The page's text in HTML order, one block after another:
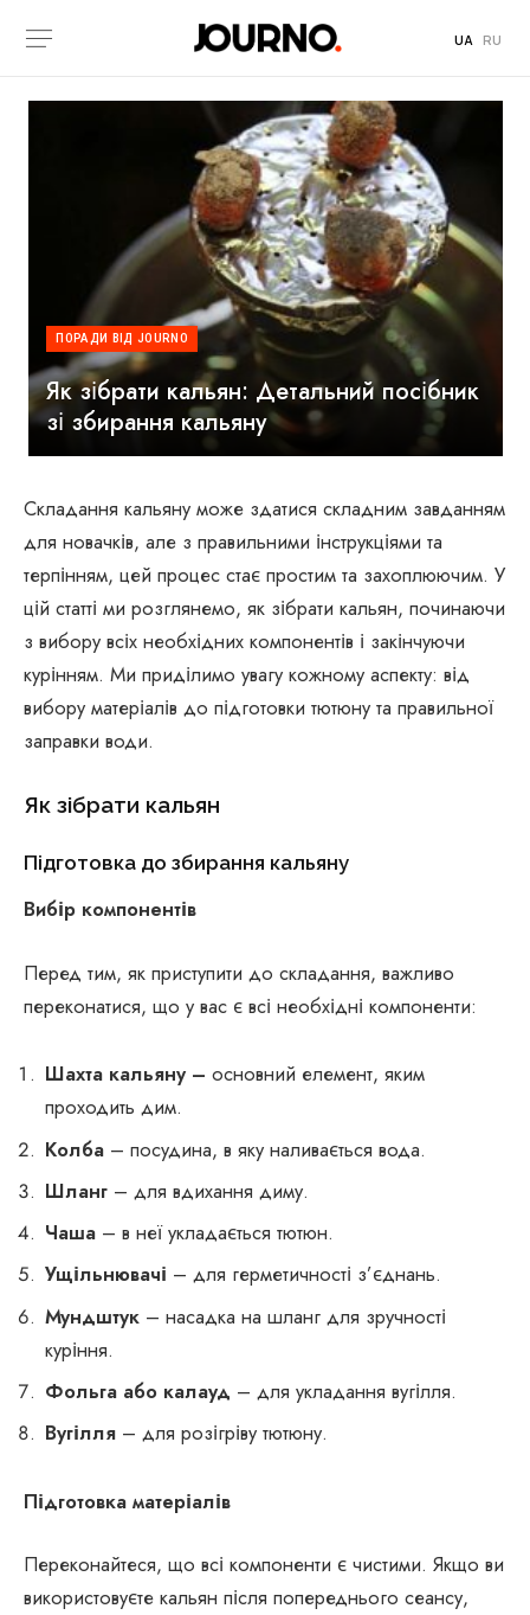
UA RU
ПОРАДИ ВІД JOURNO
Як зібрати кальян: Детальний посібник
зі збирання кальяну
Складання кальяну може здатися складним завданням
для новачків, але з правильними інструкціями та
терпінням, цей процес стає простим та захоплюючим. У
цій статті ми розглянемо, як зібрати кальян, починаючи
з вибору всіх необхідних компонентів і закінчуючи
курінням. Ми приділимо увагу кожному аспекту: від
вибору матеріалів до підготовки тютюну та правильної
заправки води.
Як зібрати кальян
Підготовка до збирання кальяну
Вибір компонентів
Перед тим, як приступити до складання, важливо
переконатися, що у вас є всі необхідні компоненти:
Шахта кальяну – основний елемент, яким
проходить дим.
Колба – посудина, в яку наливається вода.
Шланг – для вдихання диму.
Чаша – в неї укладається тютюн.
Ущільнювачі – для герметичності з’єднань.
Мундштук – насадка на шланг для зручності
куріння.
Фольга або калауд – для укладання вугілля.
Вугілля – для розігріву тютюну.
Підготовка матеріалів
Переконайтеся, що всі компоненти є чистими. Якщо ви
використовуєте кальян після попереднього сеансу,